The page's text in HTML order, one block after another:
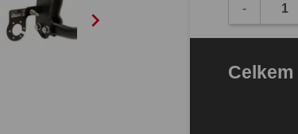
 -
Celkem